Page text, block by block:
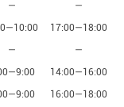
—
—
17:00—18:00
—
—
14:00—16:00
16:00—18:00